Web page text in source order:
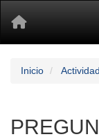
Inicio Actividad